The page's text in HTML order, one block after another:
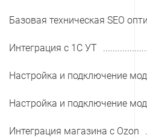
Базовая техническая SEO
Интеграция с 1С УТ
Настройка и подключение
Настройка и подключение
Интеграция магазина с Ozon